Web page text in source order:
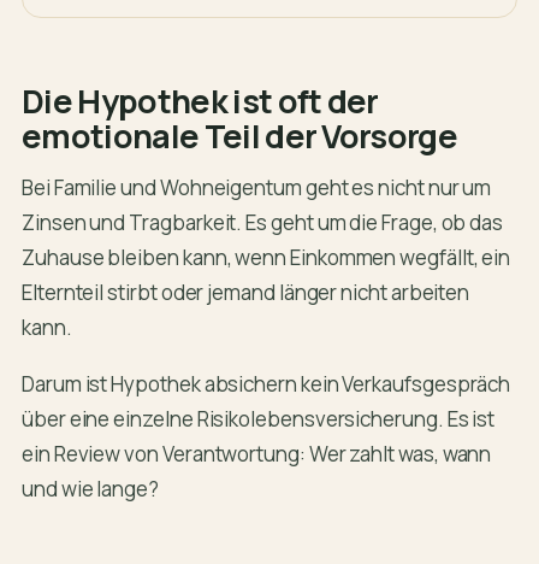
Die Hypothek ist oft der
emotionale Teil der Vorsorge
Bei Familie und Wohneigentum geht es nicht nur um
Zinsen und Tragbarkeit. Es geht um die Frage, ob das
Zuhause bleiben kann, wenn Einkommen wegfällt, ein
Elternteil stirbt oder jemand länger nicht arbeiten
kann.
Darum ist Hypothek absichern kein Verkaufsgespräch
über eine einzelne Risikolebensversicherung. Es ist
ein Review von Verantwortung: Wer zahlt was, wann
und wie lange?